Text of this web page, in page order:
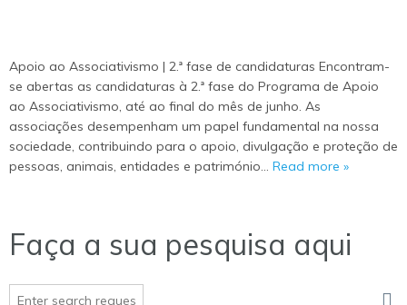
Apoio ao Associativismo | 2.ª fase de candidaturas Encontram-
se abertas as candidaturas à 2.ª fase do Programa de Apoio
ao Associativismo, até ao final do mês de junho. As
associações desempenham um papel fundamental na nossa
sociedade, contribuindo para o apoio, divulgação e proteção de
pessoas, animais, entidades e património… Read more »
Faça a sua pesquisa aqui